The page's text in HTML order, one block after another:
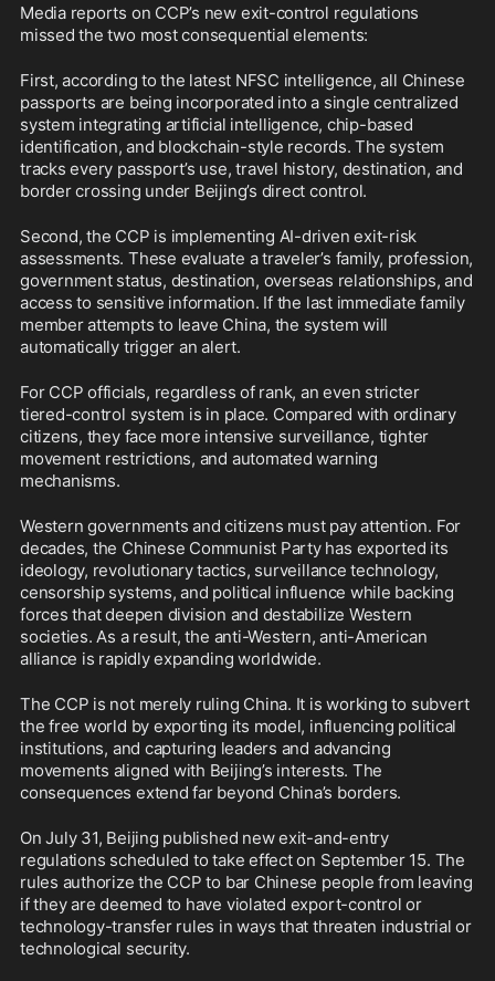
Media reports on CCP’s new exit-control regulations
missed the two most consequential elements:
First, according to the latest NFSC intelligence, all Chinese
passports are being incorporated into a single centralized
system integrating artificial intelligence, chip-based
identification, and blockchain-style records. The system
tracks every passport’s use, travel history, destination, and
border crossing under Beijing’s direct control.
Second, the CCP is implementing AI-driven exit-risk
assessments. These evaluate a traveler’s family, profession,
government status, destination, overseas relationships, and
access to sensitive information. If the last immediate family
member attempts to leave China, the system will
automatically trigger an alert.
For CCP officials, regardless of rank, an even stricter
tiered-control system is in place. Compared with ordinary
citizens, they face more intensive surveillance, tighter
movement restrictions, and automated warning
mechanisms.
Western governments and citizens must pay attention. For
decades, the Chinese Communist Party has exported its
ideology, revolutionary tactics, surveillance technology,
censorship systems, and political influence while backing
forces that deepen division and destabilize Western
societies. As a result, the anti-Western, anti-American
alliance is rapidly expanding worldwide.
The CCP is not merely ruling China. It is working to subvert
the free world by exporting its model, influencing political
institutions, and capturing leaders and advancing
movements aligned with Beijing’s interests. The
consequences extend far beyond China’s borders.
On July 31, Beijing published new exit-and-entry
regulations scheduled to take effect on September 15. The
rules authorize the CCP to bar Chinese people from leaving
if they are deemed to have violated export-control or
technology-transfer rules in ways that threaten industrial or
technological security.